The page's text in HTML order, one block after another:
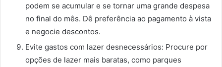
podem se acumular e se tornar uma grande despesa
no final do mês. Dê preferência ao pagamento à vista
e negocie descontos.
Evite gastos com lazer desnecessários: Procure por
opções de lazer mais baratas, como parques